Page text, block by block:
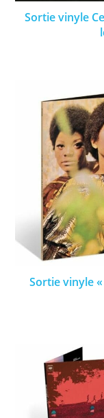
Sortie vinyle
Sortie vinyle